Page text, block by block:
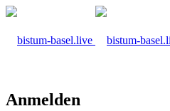
Anmelden